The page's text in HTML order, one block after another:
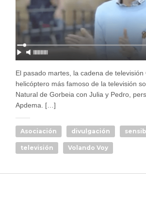
El pasado martes, la cadena de
helicóptero más famoso de la televisión
Natural de Gorbeia con Julia y Pedro,
Apdema. […]
Asociación divulgación
televisión Volando Voy